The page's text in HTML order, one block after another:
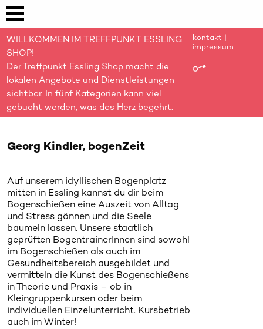
WILLKOMMEN IM TREFFPUNKT ESSLING
SHOP!
Der Treffpunkt Essling Shop macht die
lokalen Angebote und Dienstleistungen
sichtbar. In fünf Kategorien kann viel
gebucht werden, was das Herz begehrt.
kontakt |
impressum
Georg Kindler, bogenZeit
Auf unserem idyllischen Bogenplatz
mitten in Essling kannst du dir beim
Bogenschießen eine Auszeit von Alltag
und Stress gönnen und die Seele
baumeln lassen. Unsere staatlich
geprüften BogentrainerInnen sind sowohl
im Bogenschießen als auch im
Gesundheitsbereich ausgebildet und
vermitteln die Kunst des Bogenschießens
in Theorie und Praxis – ob in
Kleingruppenkursen oder beim
individuellen Einzelunterricht. Kursbetrieb
auch im Winter!